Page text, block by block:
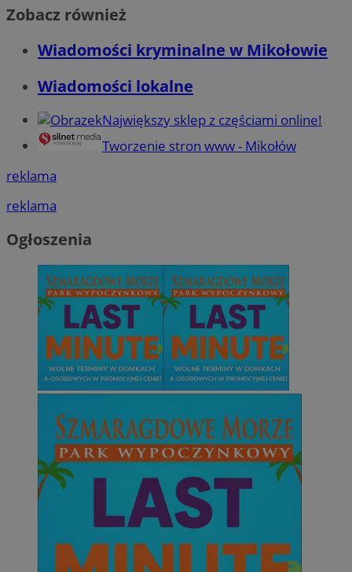
Zobacz również
Wiadomości kryminalne w Mikołowie
Wiadomości lokalne
Największy sklep z częściami online!
Tworzenie stron www - Mikołów
reklama
reklama
Ogłoszenia